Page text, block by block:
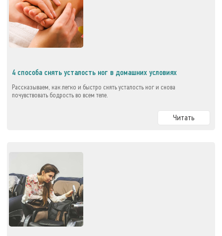
4 способа снять усталость ног в домашних условиях
Рассказываем, как легко и быстро снять усталость ног и снова
почувствовать бодрость во всем теле.
Читать